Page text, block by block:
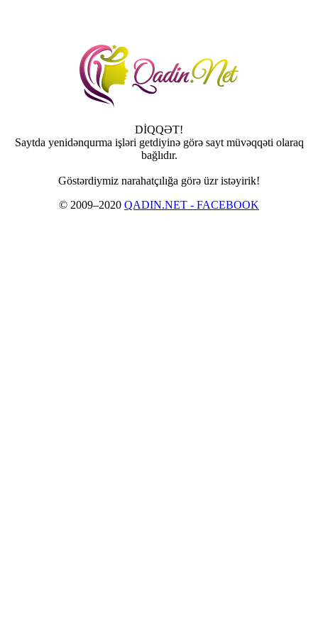
DİQQƏT!
Saytda yenidənqurma işləri getdiyinə görə sayt müvəqqəti olaraq
bağlıdır.
Göstərdiymiz narahatçılığa görə üzr istəyirik!
© 2009–2020 QADIN.NET - FACEBOOK